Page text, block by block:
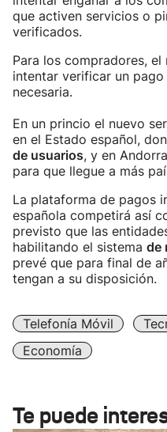
que activen servicios o
verificados.
Para los compradores,
intentar verificar un
necesaria.
En un princio el nuevo
en el Estado español,
de usuarios, y en
para que llegue a más
La plataforma de pagos
española competirá así
previsto que las
habilitando el sistema de
prevé que para final de
tengan a su disposición.
Telefonía Móvil
Economía
Te puede